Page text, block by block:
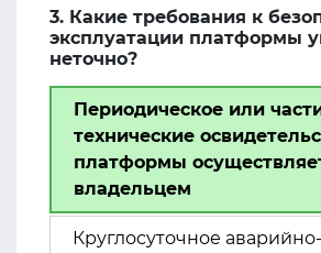
3. Какие требования к
эксплуатации платформы
неточно?
Периодическое или
технические
платформы
владельцем
Круглосуточное аварийно-